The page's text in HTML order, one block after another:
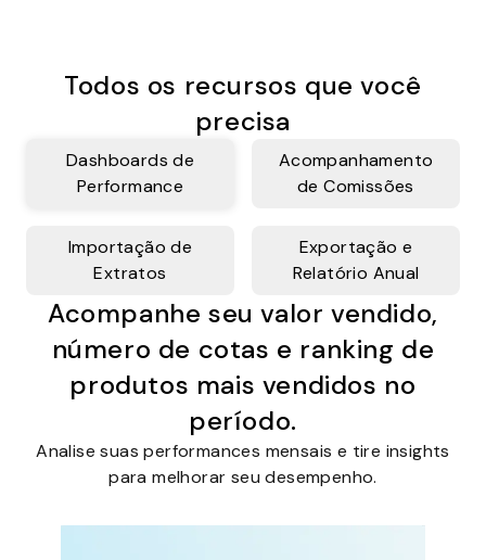
Todos os recursos que você
precisa
Dashboards de
Performance
Acompanhamento
de Comissões
Importação de
Extratos
Exportação e
Relatório Anual
Acompanhe seu valor vendido,
número de cotas e ranking de
produtos mais vendidos no
período.
Analise suas performances mensais e tire insights
para melhorar seu desempenho.